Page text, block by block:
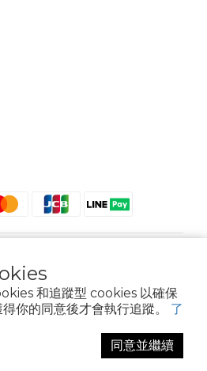
和追蹤型 cookies 以確保
你的同意後才會執行追蹤。 了
同意並繼續
Hrs 8:30 - 18:00｜新北市新莊區中正路
| 統編 : 28396448 (唯一統編無關係企業)